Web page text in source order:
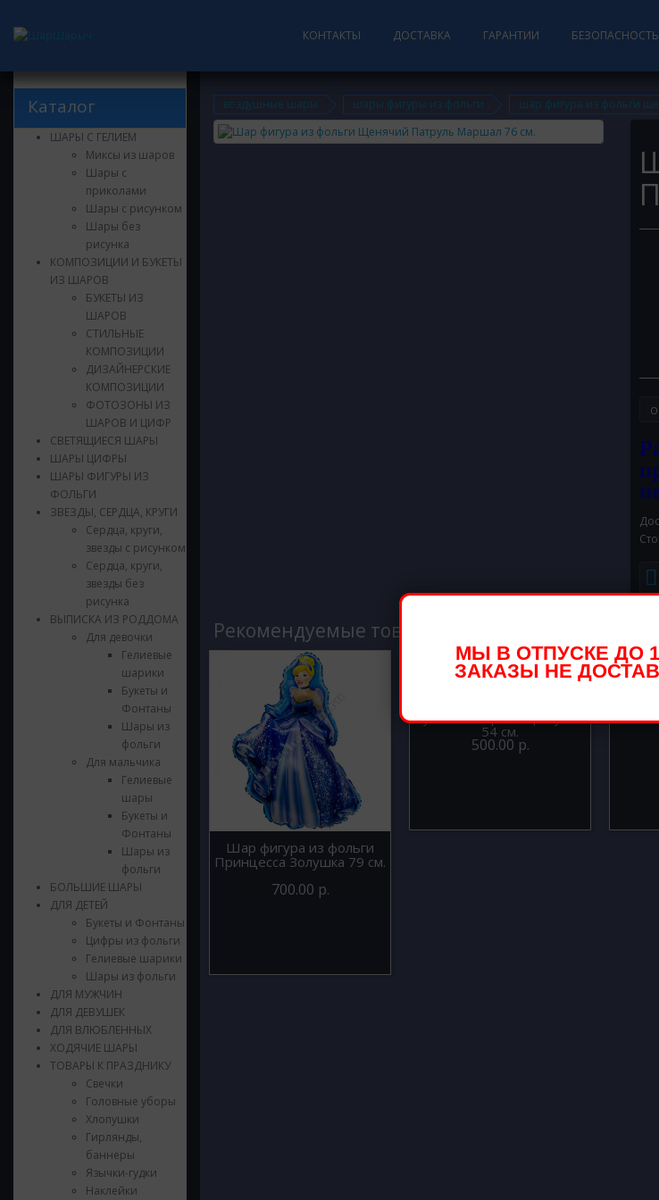
КОНТАКТЫ ДОСТАВКА ГАРАНТИИ БЕЗОПАСНОСТЬ
Каталог
ШАРЫ С ГЕЛИЕМ
Миксы из шаров
Шары с
приколами
Шары с рисунком
Шары без
рисунка
КОМПОЗИЦИИ И БУКЕТЫ
ИЗ ШАРОВ
БУКЕТЫ ИЗ
ШАРОВ
СТИЛЬНЫЕ
КОМПОЗИЦИИ
ДИЗАЙНЕРСКИЕ
КОМПОЗИЦИИ
ФОТОЗОНЫ ИЗ
ШАРОВ И ЦИФР
СВЕТЯЩИЕСЯ ШАРЫ
ШАРЫ ЦИФРЫ
ШАРЫ ФИГУРЫ ИЗ
ФОЛЬГИ
ЗВЕЗДЫ, СЕРДЦА, КРУГИ
Сердца, круги,
звезды с рисунком
Сердца, круги,
звезды без
рисунка
ВЫПИСКА ИЗ РОДДОМА
Для девочки
Гелиевые
шарики
Букеты и
Фонтаны
Шары из
фольги
Для мальчика
Гелиевые
шары
Букеты и
Фонтаны
Шары из
фольги
БОЛЬШИЕ ШАРЫ
ДЛЯ ДЕТЕЙ
Букеты и Фонтаны
Цифры из фольги
Гелиевые шарики
Шары из фольги
ДЛЯ МУЖЧИН
ДЛЯ ДЕВУШЕК
ДЛЯ ВЛЮБЛЕННЫХ
ХОДЯЧИЕ ШАРЫ
ТОВАРЫ К ПРАЗДНИКУ
Свечки
Головные уборы
Хлопушки
Гирлянды,
баннеры
Язычки-гудки
Наклейки
воздушные шары шары фигуры из фольги шар фигура из фольги
Рекомендуемые товары
Шар фигура из фольги
Принцесса Золушка 79 см.
700.00 р.
Русалочка Ариэль ракушка
54 см.
500.00 р.
МЫ В ОТПУСКЕ ДО
ЗАКАЗЫ НЕ